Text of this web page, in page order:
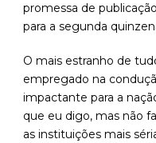
promessa de
para a segunda
O mais estranho de
empregado na
impactante para a
que eu digo, mas não
as instituições mais